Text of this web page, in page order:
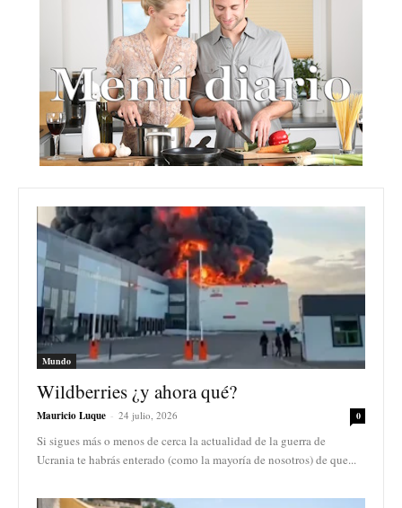
Mundo
Wildberries ¿y ahora qué?
Mauricio Luque - 24 julio, 2026 0
Si sigues más o menos de cerca la actualidad de la guerra de
Ucrania te habrás enterado (como la mayoría de nosotros) de que...